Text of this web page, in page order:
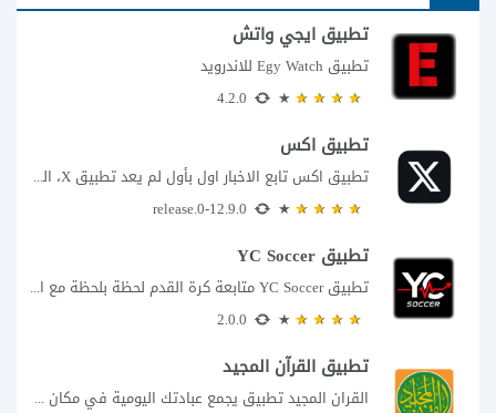
تطبيق ايجي واتش
تطبيق Egy Watch للاندرويد
تطبيق اكس
تطبيق اكس تابع الاخبار اول بأول لم يعد تطبيق X، المعروف سابقا باسم تويتر،...
تطبيق YC Soccer
تطبيق YC Soccer متابعة كرة القدم لحظة بلحظة مع اقتراب مباراة مصر والأرجنتين في...
تطبيق القرآن المجيد
القران المجيد تطبيق يجمع عبادتك اليومية في مكان واحد إذا كنت تبحث عن تطبيق...